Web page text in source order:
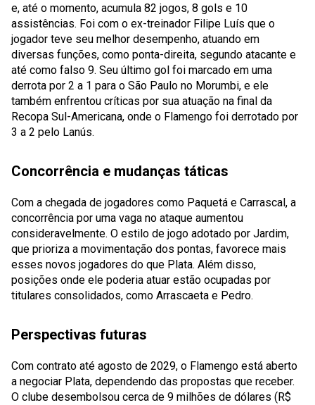
e, até o momento, acumula 82 jogos, 8 gols e 10
assistências. Foi com o ex-treinador Filipe Luís que o
jogador teve seu melhor desempenho, atuando em
diversas funções, como ponta-direita, segundo atacante e
até como falso 9. Seu último gol foi marcado em uma
derrota por 2 a 1 para o São Paulo no Morumbi, e ele
também enfrentou críticas por sua atuação na final da
Recopa Sul-Americana, onde o Flamengo foi derrotado por
3 a 2 pelo Lanús.
Concorrência e mudanças táticas
Com a chegada de jogadores como Paquetá e Carrascal, a
concorrência por uma vaga no ataque aumentou
consideravelmente. O estilo de jogo adotado por Jardim,
que prioriza a movimentação dos pontas, favorece mais
esses novos jogadores do que Plata. Além disso,
posições onde ele poderia atuar estão ocupadas por
titulares consolidados, como Arrascaeta e Pedro.
Perspectivas futuras
Com contrato até agosto de 2029, o Flamengo está aberto
a negociar Plata, dependendo das propostas que receber.
O clube desembolsou cerca de 9 milhões de dólares (R$